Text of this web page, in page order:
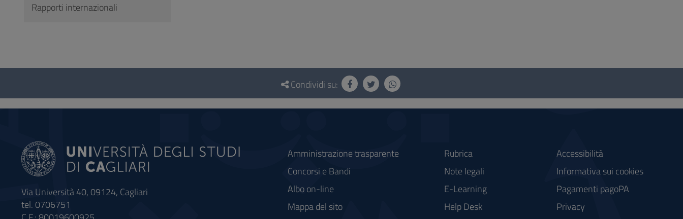
Rapporti internazionali
Questionario
social
Condividi su:
Via Università 40, 09124, Cagliari
tel. 0706751
Amministrazione trasparente
Concorsi e Bandi
Albo on-line
Mappa del sito
Rubrica
Note legali
E-Learning
Help Desk
Accessibilità
Informativa sui cookies
Pagamenti pagoPA
Privacy